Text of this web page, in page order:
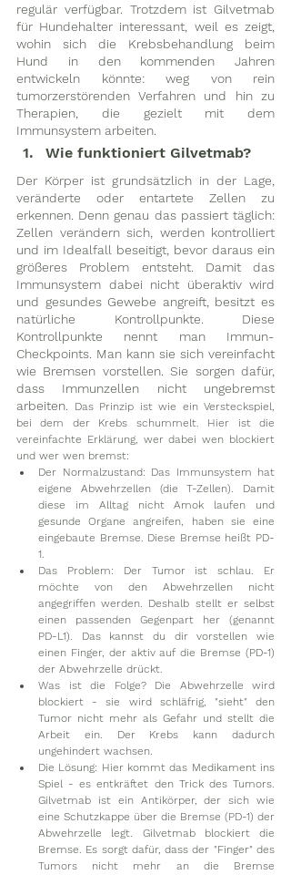
regulär verfügbar. Trotzdem ist Gilvetmab
für Hundehalter interessant, weil es zeigt,
wohin sich die Krebsbehandlung beim
Hund in den kommenden Jahren
entwickeln könnte: weg von rein
tumorzerstörenden Verfahren und hin zu
Therapien, die gezielt mit dem
Immunsystem arbeiten.
Wie funktioniert Gilvetmab?
Der Körper ist grundsätzlich in der Lage,
veränderte oder entartete Zellen zu
erkennen. Denn genau das passiert täglich:
Zellen verändern sich, werden kontrolliert
und im Idealfall beseitigt, bevor daraus ein
größeres Problem entsteht. Damit das
Immunsystem dabei nicht überaktiv wird
und gesundes Gewebe angreift, besitzt es
natürliche Kontrollpunkte. Diese
Kontrollpunkte nennt man Immun-
Checkpoints. Man kann sie sich vereinfacht
wie Bremsen vorstellen. Sie sorgen dafür,
dass Immunzellen nicht ungebremst
arbeiten.
Das Prinzip ist wie ein Versteckspiel,
bei dem der Krebs schummelt. Hier ist die
vereinfachte Erklärung, wer dabei wen blockiert
und wer wen bremst:
Der Normalzustand: Das Immunsystem hat
eigene Abwehrzellen (die T-Zellen). Damit
diese im Alltag nicht Amok laufen und
gesunde Organe angreifen, haben sie eine
eingebaute Bremse. Diese Bremse heißt PD-
1.
Das Problem: Der Tumor ist schlau. Er
möchte von den Abwehrzellen nicht
angegriffen werden. Deshalb stellt er selbst
einen passenden Gegenpart her (genannt
PD-L1). Das kannst du dir vorstellen wie
einen Finger, der aktiv auf die Bremse (PD-1)
der Abwehrzelle drückt.
Was ist die Folge? Die Abwehrzelle wird
blockiert - sie wird schläfrig, "sieht" den
Tumor nicht mehr als Gefahr und stellt die
Arbeit ein. Der Krebs kann dadurch
ungehindert wachsen.
Die Lösung: Hier kommt das Medikament ins
Spiel - es entkräftet den Trick des Tumors.
Gilvetmab ist ein Antikörper, der sich wie
eine Schutzkappe über die Bremse (PD-1) der
Abwehrzelle legt. Gilvetmab blockiert die
Bremse. Es sorgt dafür, dass der "Finger" des
Tumors nicht mehr an die Bremse